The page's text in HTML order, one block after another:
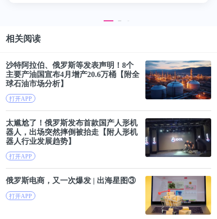
研究人员指出，该研究的一个局限性在于它是观察性
但没有给出直接的因果关系。
美国心脏协会营养委员会主席、哈佛医学院医学助理
教授Anne Thorndike说：“美国心脏协会建议，每餐至
少用一半的水果和蔬菜填满你的盘子。这项研究为食
用水果和蔬菜的终生益处提供了有力的证据，并针对
达到理想健康目标提出了每天摄入的目标剂量。水果
和蔬菜是重要的营养素来源，它们对于维持我们的心
脏和身体健康至关重要。”
：中国生物技术网
相关阅读
沙特阿拉伯、 俄罗斯等发表声明！8个
主要产油国宣布4月增产20.6万桶【附全
球石油市场分析】
打开APP
太尴尬了！ 俄罗斯发布首款国产人形机
器人，出场突然摔倒被抬走【附人形机
器人行业发展趋势】
打开APP
俄罗斯电商，又一次爆发 | 出海星图③
打开APP